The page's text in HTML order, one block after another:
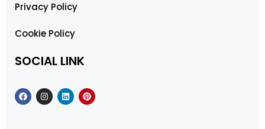
Privacy Policy
Cookie Policy
SOCIAL LINK